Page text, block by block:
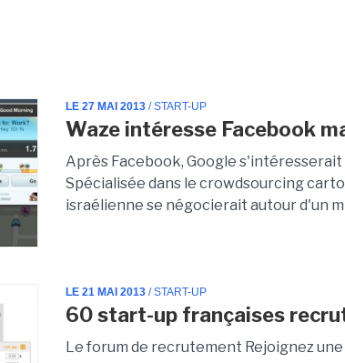
LE 27 MAI 2013 / START-UP
Waze intéresse Facebook
Après Facebook, Google s'intéresserait
Spécialisée dans le crowdsourcing
israélienne se négocierait autour d'un
LE 21 MAI 2013 / START-UP
60 start-up françaises
Le forum de recrutement Rejoignez